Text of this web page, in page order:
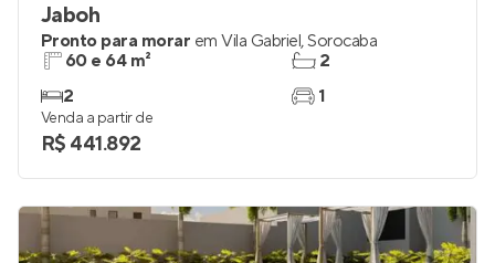
Jaboh
Pronto para morar em Vila Gabriel,Sorocaba
60 e 64 m²
2
2
1
Venda a partir de
R$ 441.892